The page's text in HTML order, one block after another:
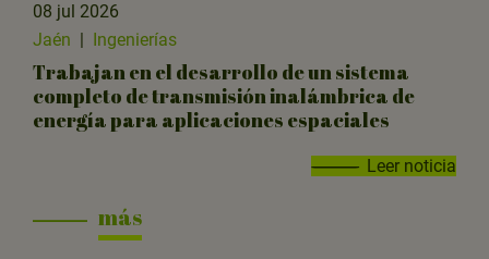
08 jul 2026
Jaén
Ingenierías
Trabajan en el desarrollo de un sistema
completo de transmisión inalámbrica de
energía para aplicaciones espaciales
Leer noticia
más